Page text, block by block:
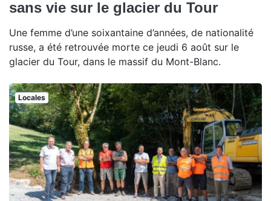
sans vie sur le glacier du Tour
Une femme d’une soixantaine d’années, de nationalité
russe, a été retrouvée morte ce jeudi 6 août sur le
glacier du Tour, dans le massif du Mont-Blanc.
Locales